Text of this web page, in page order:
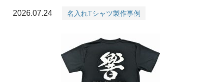
2026.07.24 名入れTシャツ製作事例